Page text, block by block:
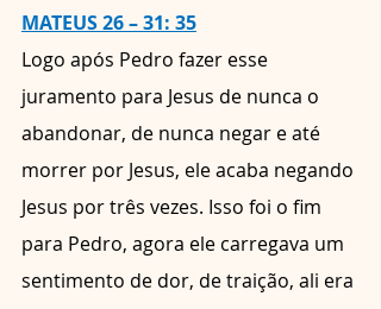
MATEUS 26 – 31: 35
Logo após Pedro fazer esse
juramento para Jesus de nunca o
abandonar, de nunca negar e até
morrer por Jesus, ele acaba negando
Jesus por três vezes. Isso foi o fim
para Pedro, agora ele carregava um
sentimento de dor, de traição, ali era